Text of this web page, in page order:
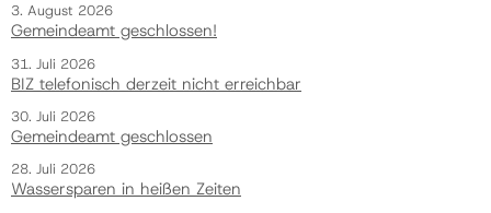
3. August 2026
Gemeindeamt geschlossen!
31. Juli 2026
BIZ telefonisch derzeit nicht erreichbar
30. Juli 2026
Gemeindeamt geschlossen
28. Juli 2026
Wassersparen in heißen Zeiten